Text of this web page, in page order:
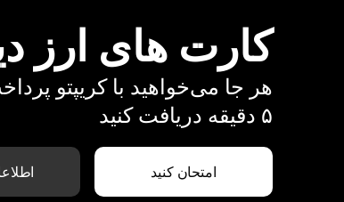
کارت های ارز
هر جا می‌خواهید با کریپتو
۵ دقیقه دریافت کنید
امتحان کنید